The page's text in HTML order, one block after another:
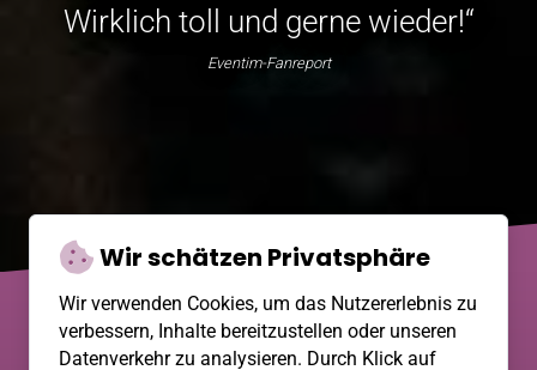
Wirklich toll und gerne wieder!“
Eventim-Fanreport
©2026 Tutty Tran KontaktPresseDatenschutz
Impressum
Wir schätzen Privatsphäre
Wir verwenden Cookies, um das Nutzererlebnis zu
verbessern, Inhalte bereitzustellen oder unseren
Datenverkehr zu analysieren. Durch Klick auf